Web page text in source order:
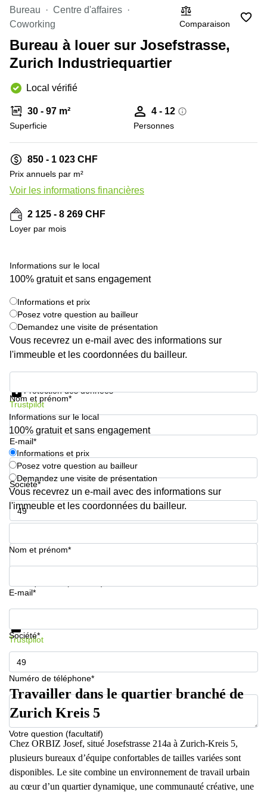
Genève
Lausanne
Coworking
Coworking
Lugano
Coworking
Coworking
Bienne
Coworking
Coworking
Versoix
Meyrin
Salle
réunion
Zurich
de
réunion
réunion
Lausanne
Business
center
Lausanne
Rue de
la Cité
Genève
Place
Fusterie
Genève
Rue de la
Corraterie
Place
Bamba
Genève
Rue de
Genève
Louis-
Casaï
18
Genève
Quai
13
Route
Suisse
8A
Etoy
Esplanade
de Pont-
Rouge 4
Lancy
Route
de
Meyrin
Drance 2
de
Crassier
Z. A.
Pièce
Rolle
Bahnhofstrasse
10 Zürich
+ 8 images
Bureau
Centre d'affaires
Coworking
Comparaison
Bureau à louer sur Josefstrasse,
Zurich Industriequartier
Local vérifié
30 - 97 m²
Superficie
4 - 12
Personnes
850 - 1 023 CHF
Prix annuels par m²
Voir les informations financières
2 125 - 8 269 CHF
Loyer par mois
Informations sur le local
100% gratuit et sans engagement
Informations et prix
Posez votre question au bailleur
Demandez une visite de présentation
Vous recevrez un e-mail avec des informations sur
l'immeuble et les coordonnées du bailleur.
Nom et prénom*
E-mail*
Société*
Numéro de téléphone*
Protection des données
Trustpilot
Informations sur le local
100% gratuit et sans engagement
Informations et prix
Posez votre question au bailleur
Demandez une visite de présentation
Vous recevrez un e-mail avec des informations sur
l'immeuble et les coordonnées du bailleur.
Nom et prénom*
E-mail*
Société*
Numéro de téléphone*
Votre question (facultatif)
Informations et prix
Trustpilot
Travailler dans le quartier branché de
Zurich Kreis 5
Chez ORBIZ Josef, situé Josefstrasse 214a à Zurich-Kreis 5,
plusieurs bureaux d’équipe confortables de tailles variées sont
disponibles. Le site combine un environnement de travail urbain
au cœur d’un quartier dynamique, une communauté créative, une